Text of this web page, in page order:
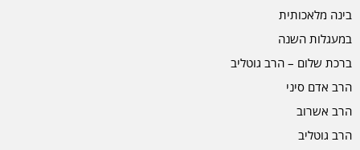
בינה מלאכותית
במעגלות השנה
ברכת שלום – הרב גוטליב
הרב אדם סיני
הרב אשרוב
הרב גוטליב